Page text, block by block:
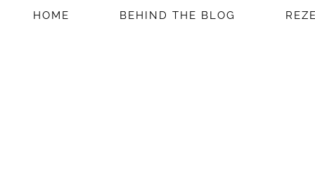
HOME BEHIND THE BLOG